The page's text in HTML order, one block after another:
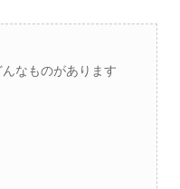
なものがあります